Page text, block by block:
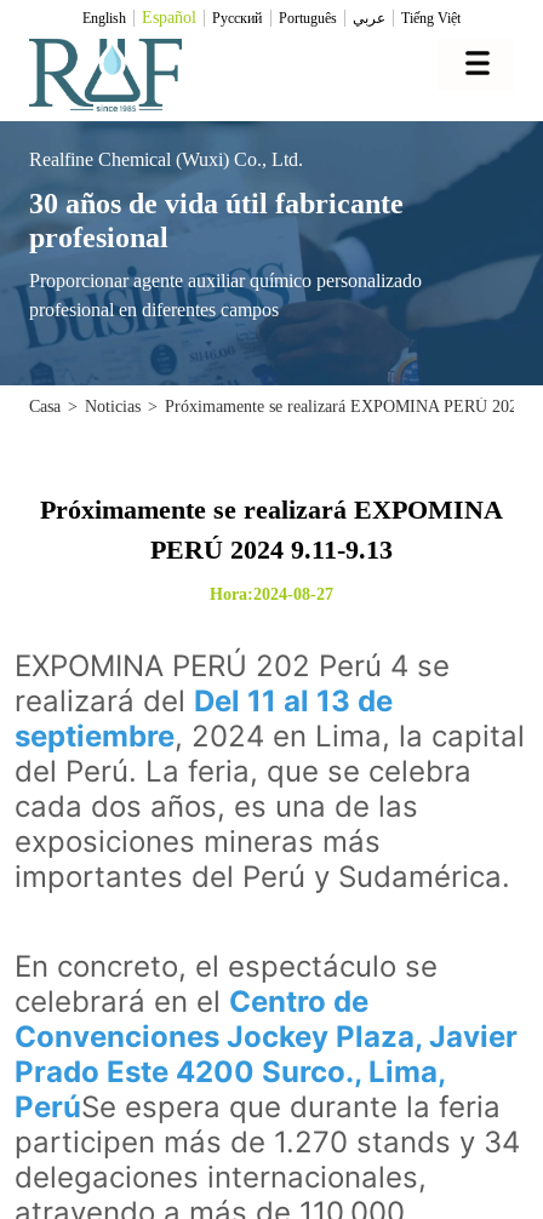
English Español Pусский Português عربي Tiếng Việt
Realfine Chemical (Wuxi) Co., Ltd.
30 años de vida útil fabricante
profesional
Proporcionar agente auxiliar químico personalizado
profesional en diferentes campos
Casa > Noticias > Próximamente se realizará EXPOMINA PERÚ 2024
Próximamente se realizará EXPOMINA
PERÚ 2024 9.11-9.13
Hora:2024-08-27